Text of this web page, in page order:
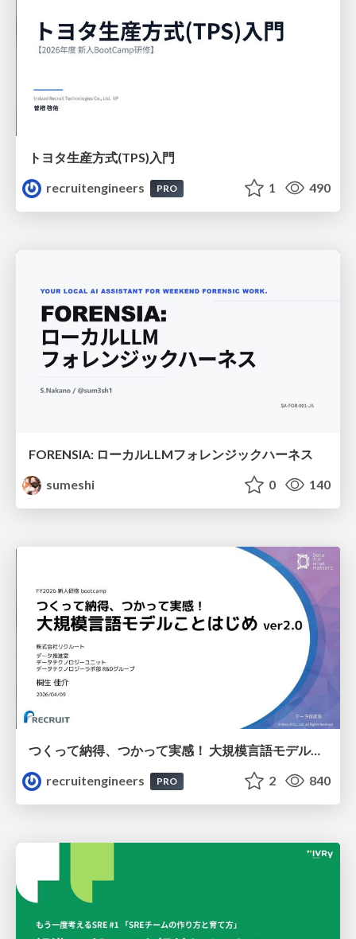
トヨタ⽣産⽅式(TPS)⼊⾨
recruitengineers
PRO 1 490
FORENSIA: ローカルLLMフォレンジックハーネス
sumeshi
0 140
つくって納得、つかって実感！ 大規模言語モデルことはじめ ver2.0
recruitengineers
PRO 2 840